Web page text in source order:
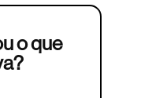
o que